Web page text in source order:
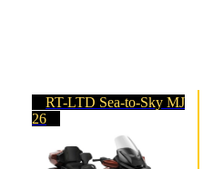
RT-LTD Sea-to-Sky MJ
26